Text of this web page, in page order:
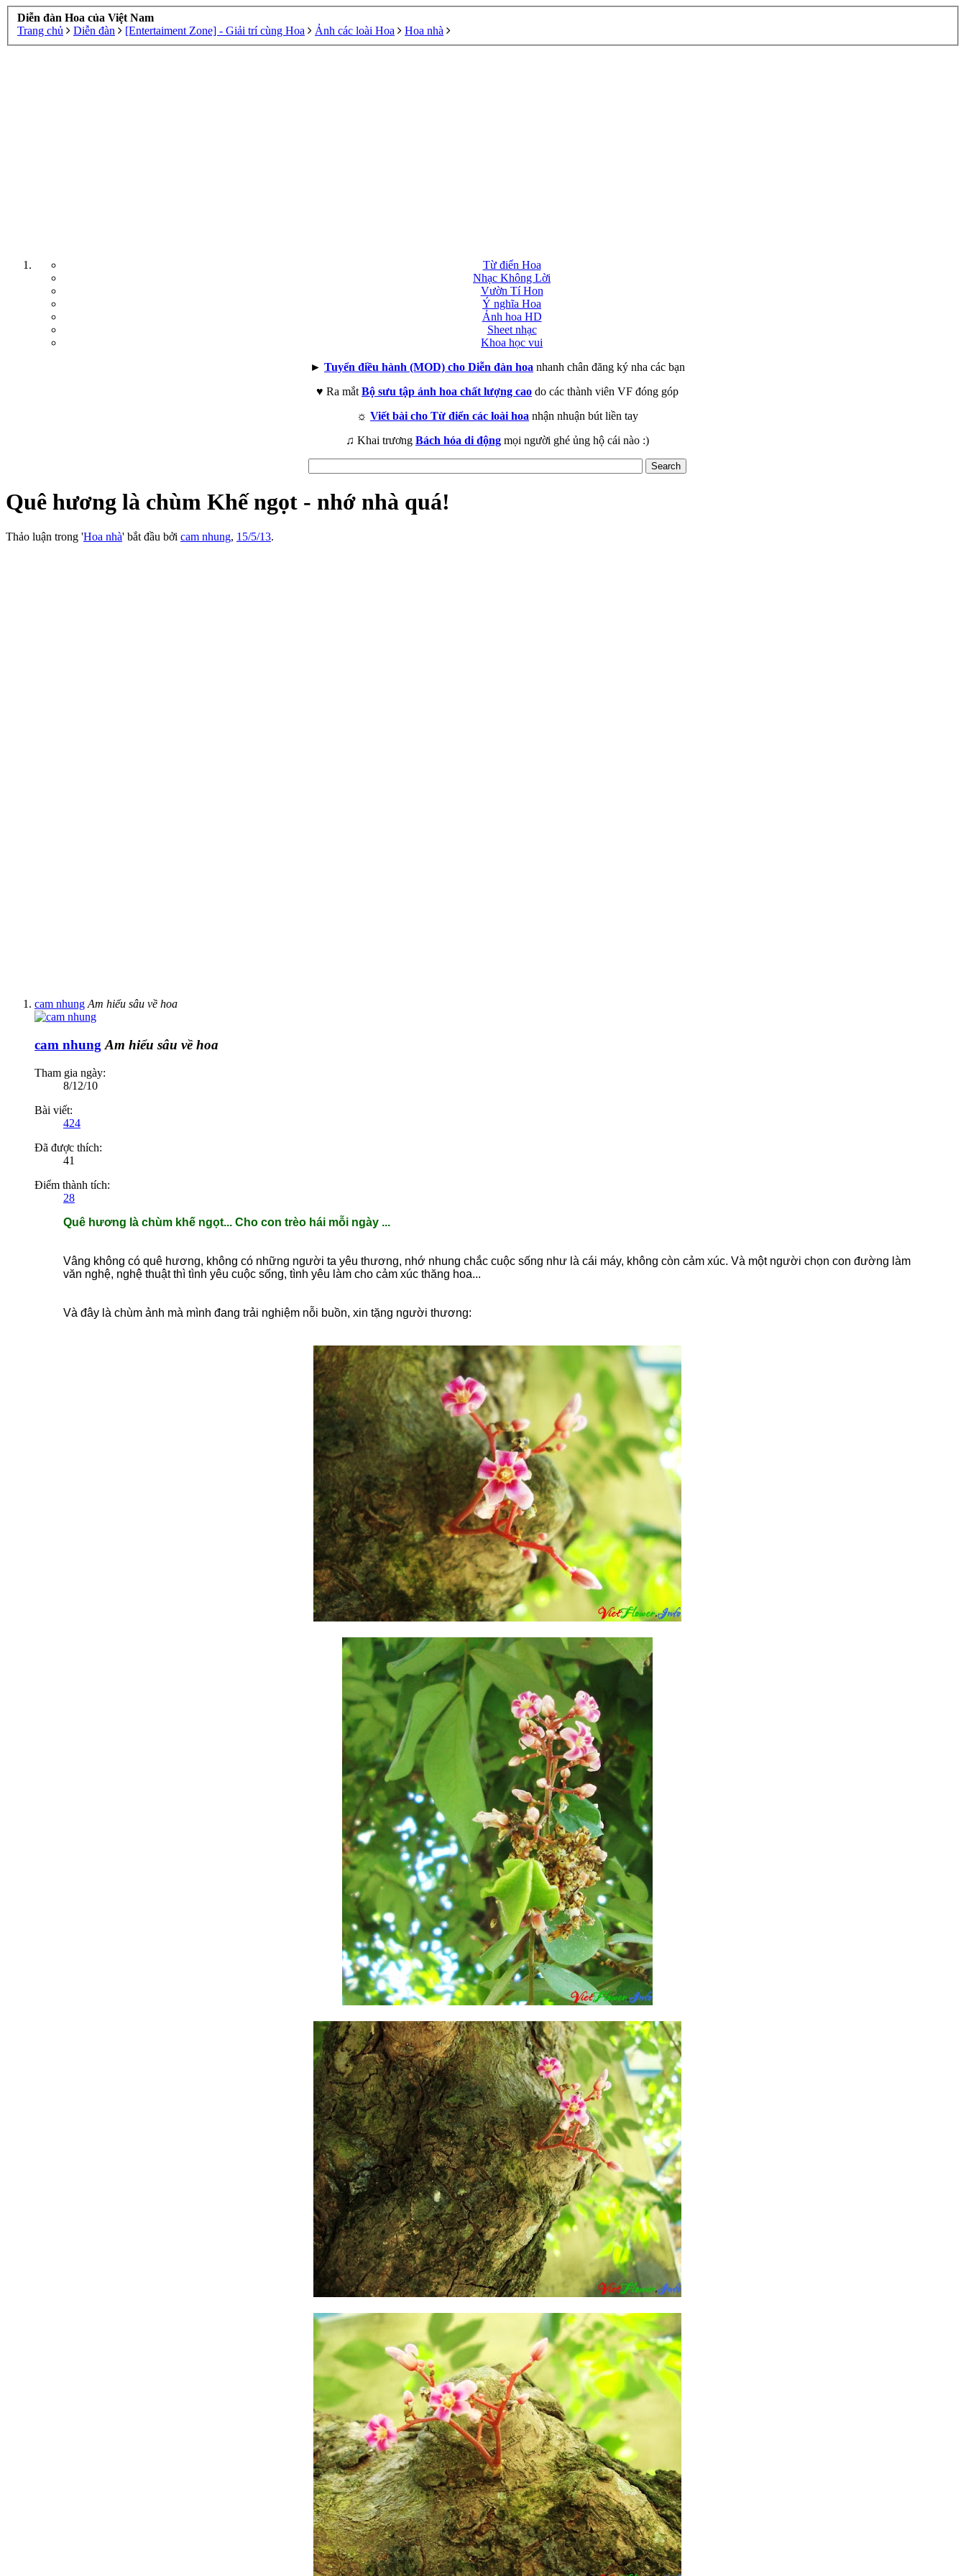
Diễn đàn Hoa của Việt Nam
Trang chủ
Diễn đàn [Entertaiment Zone] - Giải trí cùng Hoa Ảnh các loài Hoa Hoa nhà
Từ điển Hoa
Nhạc Không Lời
Vườn Tí Hon
Ý nghĩa Hoa
Ảnh hoa HD
Sheet nhạc
Khoa học vui
► Tuyển điều hành (MOD) cho Diễn đàn hoa nhanh chân đăng ký nha các bạn
♥ Ra mắt Bộ sưu tập ảnh hoa chất lượng cao do các thành viên VF đóng góp
☼ Viết bài cho Từ điển các loài hoa nhận nhuận bút liền tay
♫ Khai trương Bách hóa di động mọi người ghé ủng hộ cái nào :)
Quê hương là chùm Khế ngọt - nhớ nhà quá!
Thảo luận trong 'Hoa nhà' bắt đầu bởi cam nhung, 15/5/13.
cam nhung Am hiểu sâu về hoa
cam nhung Am hiểu sâu về hoa
Tham gia ngày:
8/12/10
Bài viết:
424
Đã được thích:
41
Điểm thành tích:
28
Quê hương là chùm khế ngọt... Cho con trèo hái mỗi ngày ...
Vâng không có quê hương, không có những người ta yêu thương, nhớ nhung chắc cuộc sống như là cái máy, không còn cảm xúc. Và một người chọn con đường làm
văn nghệ, nghệ thuật thì tình yêu cuộc sống, tình yêu làm cho cảm xúc thăng hoa...
Và đây là chùm ảnh mà mình đang trải nghiệm nỗi buồn, xin tặng người thương: